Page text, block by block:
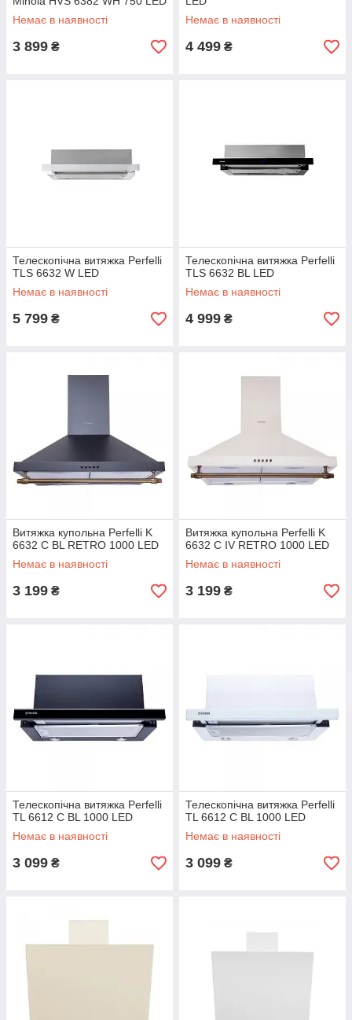
Немає в наявності
3 899 ₴
Немає в наявності
4 499 ₴
Телескопічна витяжка Perfelli
TLS 6632 W LED
Немає в наявності
5 799 ₴
Телескопічна витяжка Perfelli
TLS 6632 BL LED
Немає в наявності
4 999 ₴
Витяжка купольна Perfelli K
6632 C BL RETRO 1000 LED
Немає в наявності
3 199 ₴
Витяжка купольна Perfelli K
6632 C IV RETRO 1000 LED
Немає в наявності
3 199 ₴
Телескопічна витяжка Perfelli
TL 6612 C BL 1000 LED
Немає в наявності
3 099 ₴
Телескопічна витяжка Perfelli
TL 6612 C BL 1000 LED
Немає в наявності
3 099 ₴